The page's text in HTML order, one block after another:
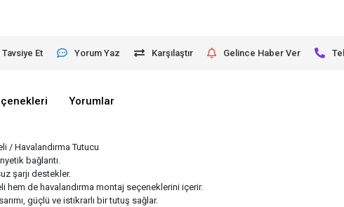
Tavsiye Et Yorum Yaz Karşılaştır Gelince Haber Ver
Yorumlar
/ Havalandırma Tutucu
bağlantı.
şarjı destekler.
hem de havalandırma montaj seçeneklerini içerir.
güçlü ve istikrarlı bir tutuş sağlar.